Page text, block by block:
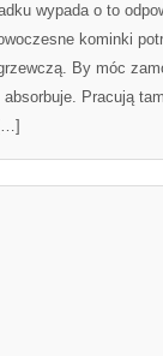
wypada o to
kominki
By móc
Pracują